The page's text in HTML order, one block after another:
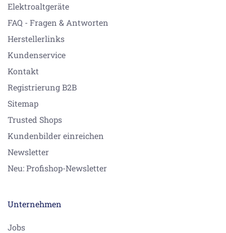
Elektroaltgeräte
FAQ - Fragen & Antworten
Herstellerlinks
Kundenservice
Kontakt
Registrierung B2B
Sitemap
Trusted Shops
Kundenbilder einreichen
Newsletter
Neu: Profishop-Newsletter
Unternehmen
Jobs